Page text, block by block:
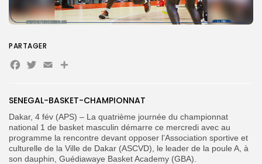
Search
for:
Button
FR
SENEGAL-BASKET-CHAMPIONNAT
Dakar, 4 fév (APS) – La quatrième journée du championnat
national 1 de basket masculin démarre ce mercredi avec au
programme la rencontre devant opposer l’Association sportive et
culturelle de la Ville de Dakar (ASCVD), le leader de la poule A, à
son dauphin, Guédiawaye Basket Academy (GBA).
PARTAGER
Facebook
Twitter
EmailPartager